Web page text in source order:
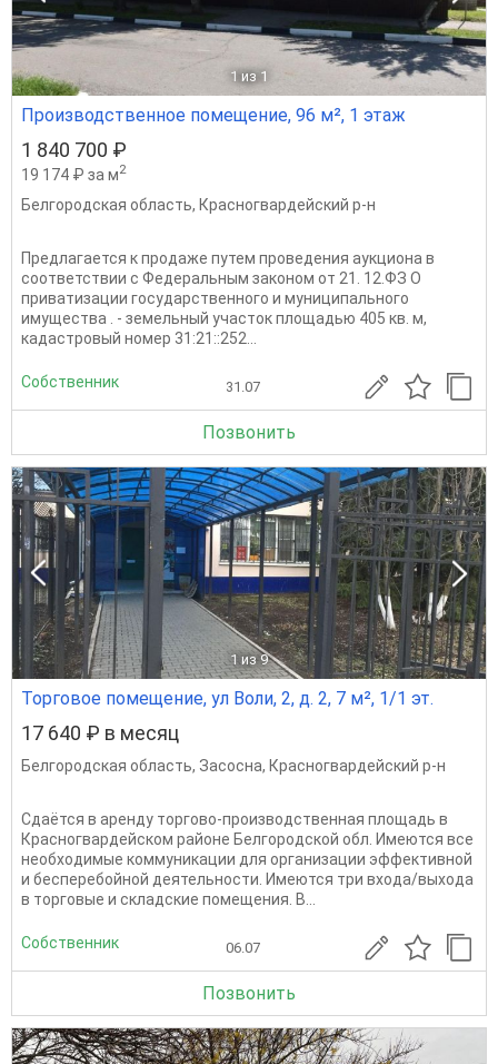
1 из 1
Производственное помещение, 96 м², 1 этаж
1 840 700 ₽
19 174 ₽ за м2
Белгородская область, Красногвардейский р-н
Предлагается к продаже путем проведения аукциона в
соответствии с Федеральным законом от 21. 12.ФЗ О
приватизации государственного и муниципального
имущества . - земельный участок площадью 405 кв. м,
кадастровый номер 31:21::252...
Собственник 31.07
Позвонить
1 из 9
Торговое помещение, ул Воли, 2, д. 2, 7 м², 1/1 эт.
17 640 ₽ в месяц
Белгородская область, Засосна, Красногвардейский р-н
Сдаётся в аренду торгово-производственная площадь в
Красногвардейском районе Белгородской обл. Имеются все
необходимые коммуникации для организации эффективной
и бесперебойной деятельности. Имеются три входа/выхода
в торговые и складские помещения. В...
Собственник 06.07
Позвонить